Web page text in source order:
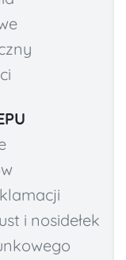
i nosidełek